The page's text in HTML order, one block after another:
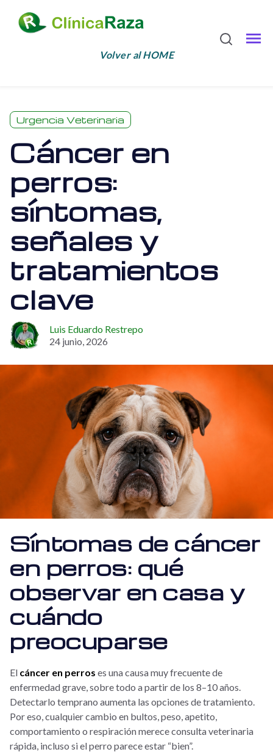
Volver al HOME
Urgencia Veterinaria
Cáncer en
perros:
síntomas,
señales y
tratamientos
clave
Luis Eduardo Restrepo
24 junio, 2026
Síntomas de cáncer
en perros: qué
observar en casa y
cuándo
preocuparse
El cáncer en perros es una causa muy frecuente de
enfermedad grave, sobre todo a partir de los 8–10 años.
Detectarlo temprano aumenta las opciones de tratamiento.
Por eso, cualquier cambio en bultos, peso, apetito,
comportamiento o respiración merece consulta veterinaria
rápida, incluso si el perro parece estar “bien”.